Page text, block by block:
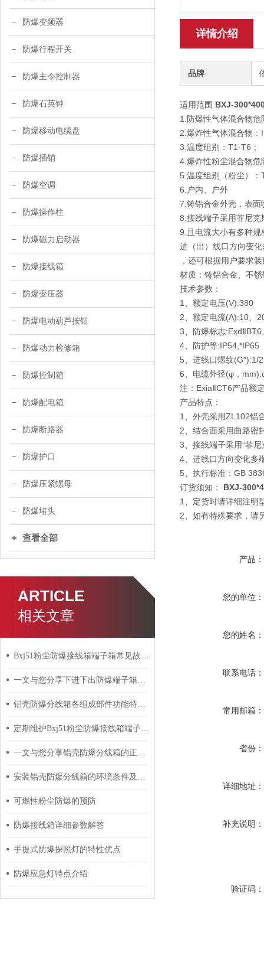
防爆变频器
防爆行程开关
防爆主令控制器
防爆石英钟
防爆移动电缆盘
防爆插销
防爆空调
防爆操作柱
防爆磁力启动器
防爆接线箱
防爆变压器
防爆电动葫芦按钮
防爆动力检修箱
防爆控制箱
防爆配电箱
防爆断路器
防爆护口
防爆压紧螺母
防爆堵头
查看全部
ARTICLE
相关文章
Bxj51粉尘防爆接线箱端子箱常见故障的检查与应对策略分享
一文与您分享下进下出防爆端子箱的常见故障相应解决方法
铝壳防爆分线箱各组成部件功能特点的详细介绍
定期维护Bxj51粉尘防爆接线箱端子箱的建议分享
一文与您分享铝壳防爆分线箱的正确安全操作方法
安装铝壳防爆分线箱的环境条件及过程介绍
可燃性粉尘防爆的预防
防爆接线箱详细参数解答
手提式防爆探照灯的特性优点
防爆应急灯特点介绍
详情介绍
品牌
适用范围 BXJ-
1.防爆性气体混合物
2.爆炸性气体混合物：
3.温度组别：T1-T6；
4.爆炸性粉尘混合物
5.温度组别（粉尘）：
6.户内、户外
7.铸铝合金外壳，表面
8.接线端子采用菲尼
9.且电流大小有多种
进（出）线口方向变
，还可根据用户要求
材质：铸铝合金、不
技术参数：
1、额定电压(V):380
2、额定电流(A):10、
3、防爆标志
4、防护等:IP54,*IP65
5、进线口螺纹(G″):1/
6、电缆外径(φ，
注：ExiaⅡCT6产品额
产品特点：
1、外壳采用ZL102铝
2、结合面采用曲路密
3、接线端子采用“菲
4、进线口方向变化多
5、执行标准：GB
订货须知： BXJ-
1、定货时请详细注明
2、如有特殊要求，请
产品：
您的单位：
您的姓名：
联系电话：
常用邮箱：
省份：
详细地址：
补充说明：
验证码：